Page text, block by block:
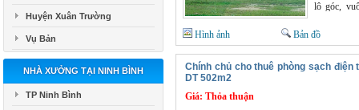
Huyện Xuân Trường
Vụ Bản
NHÀ XƯỞNG TẠI NINH BÌNH
TP Ninh Bình
lô góc,
xưởng sản
hạ tầng
lao động
+Đường
Hình ảnh Bản đồ
Chính chủ cho thuê phòng sạch điện
DT 502m2
Giá: Thỏa thuận